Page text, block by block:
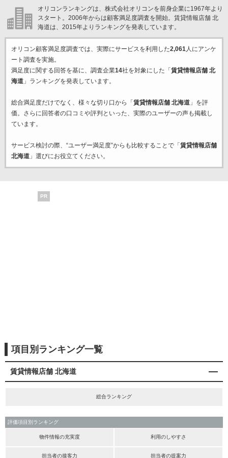
オリコンランキングは、株式会社オリコンを前身企業に1967年より
スタート。2006年からは顧客満足度調査を開始。賃貸情報店舗 北
海道は、2015年よりランキングを発表しています。
オリコン顧客満足度調査では、実際にサービスを利用した2,061人にアンケ
ート調査を実施。
満足度に関する回答を基に、調査企業14社を対象にした「 賃貸情報店舗 北
海道」ランキングを発表しています。
総合満足度だけでなく、様々な切り口から「 賃貸情報店舗 北海道」を評
価。さらに回答者の口コミや評判といった、実際のユーザーの声も掲載し
ています。
サービス検討の際、“ユーザー満足度”からも比較することで「 賃貸情報店舗
北海道」選びにお役立てください。
PR
項目別ランキング一覧
賃貸情報店舗 北海道
総合ランキング
評価項目別ランキング
物件情報の充実度 利用のしやすさ
担当者の接客力 担当者の提案力